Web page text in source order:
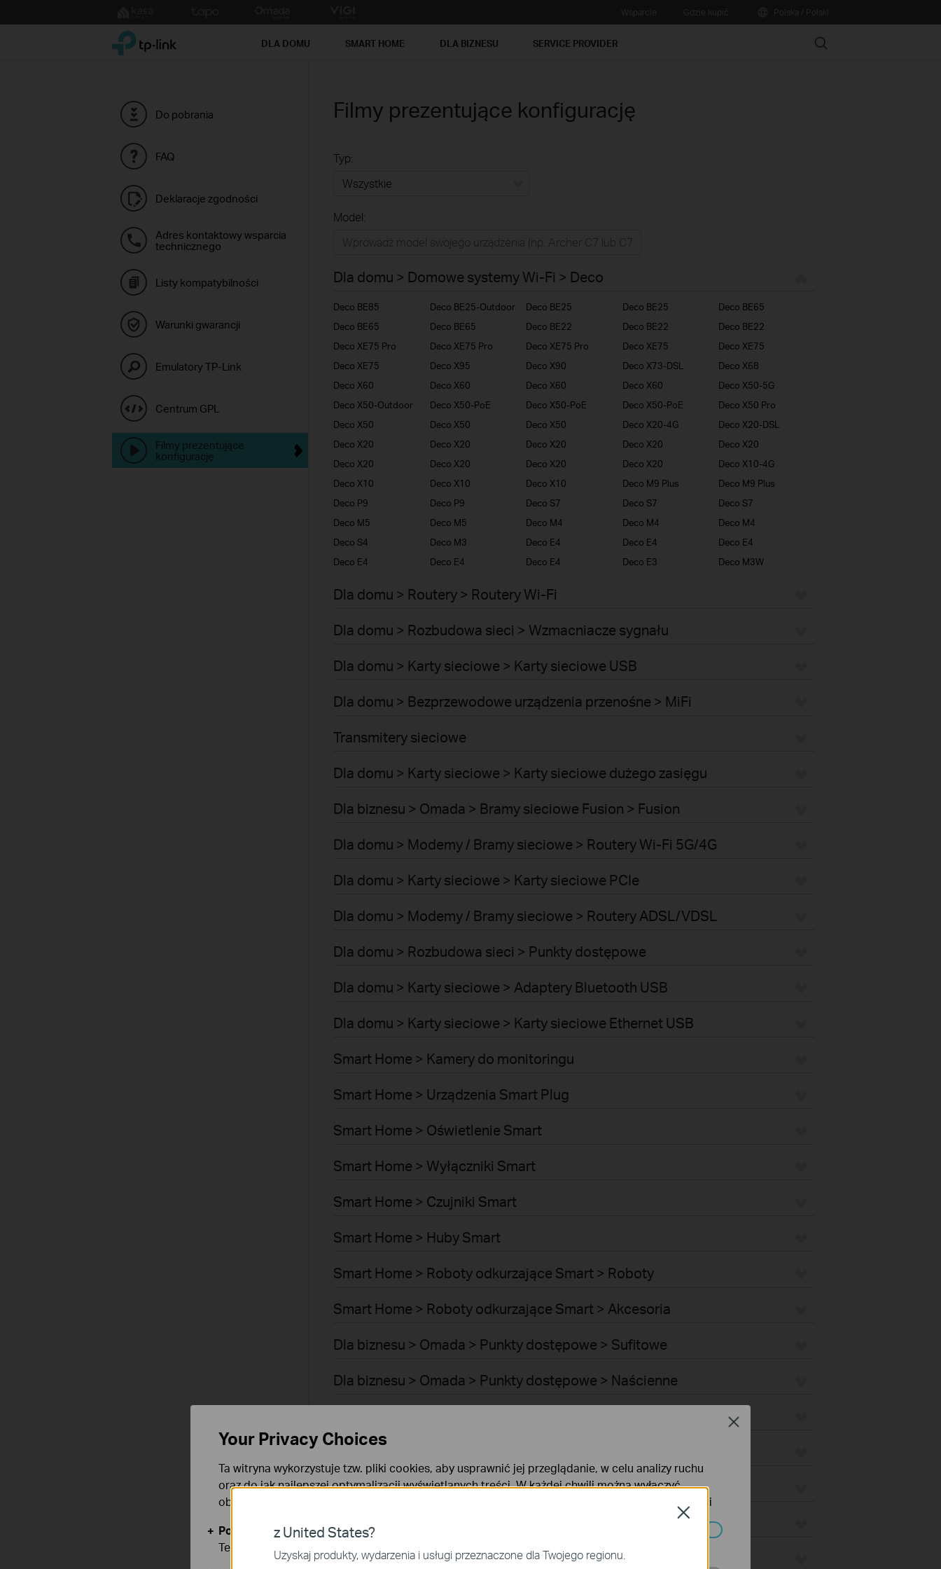
to
TP-Link, Reliably Smart DLA DOMU SMART HOME DLA BIZNESU SERVICE PROVIDER Search
Do pobrania
FAQ
Deklaracje zgodności
Adres kontaktowy wsparcia
technicznego
Listy kompatybilności
Warunki gwarancji
Emulatory TP-Link
Centrum GPL
Filmy prezentujące
konfigurację
Filmy prezentujące konfigurację
Typ:
Dla biznesu
Service Provider
Model:
Dla domu > Domowe systemy Wi-Fi > Deco
Deco BE85 Deco BE25-Outdoor Deco BE25 Deco BE25
Deco BE65
Deco BE65
Deco BE65 Deco BE22 Deco BE22
Deco BE22
Deco XE75 Pro
Deco XE75 Pro Deco XE75 Pro Deco XE75
Deco XE75
Deco XE75
Deco X95 Deco X90 Deco X73-DSL
Deco X68
Deco X60
Deco X60 Deco X60 Deco X60
Deco X50-5G
Deco X50-Outdoor
Deco X50-PoE Deco X50-PoE Deco X50-PoE
Deco X50 Pro
Deco X50
Deco X50 Deco X50 Deco X20-4G
Deco X20-DSL
Deco X20
Deco X20 Deco X20 Deco X20
Deco X20
Deco X20
Deco X20 Deco X20 Deco X20
Deco X10-4G
Deco X10
Deco X10 Deco X10 Deco M9 Plus
Deco M9 Plus
Deco P9
Deco P9 Deco S7 Deco S7
Deco S7
Deco M5
Deco M5 Deco M4 Deco M4
Deco M4
Deco S4
Deco M3 Deco E4 Deco E4
Deco E4
Deco E4
Deco E4 Deco E4 Deco E3 Deco M3W
Dla domu > Routery > Routery Wi-Fi
Dla domu > Rozbudowa sieci > Wzmacniacze sygnału
Dla domu > Karty sieciowe > Karty sieciowe USB
Dla domu > Bezprzewodowe urządzenia przenośne > MiFi
Transmitery sieciowe
Dla domu > Karty sieciowe > Karty sieciowe dużego zasięgu
Dla biznesu > Omada > Bramy sieciowe Fusion > Fusion
Dla domu > Modemy / Bramy sieciowe > Routery Wi-Fi 5G/4G
Dla domu > Karty sieciowe > Karty sieciowe PCIe
Dla domu > Modemy / Bramy sieciowe > Routery ADSL/VDSL
Dla domu > Rozbudowa sieci > Punkty dostępowe
Dla domu > Karty sieciowe > Adaptery Bluetooth USB
Dla domu > Karty sieciowe > Karty sieciowe Ethernet USB
Smart Home > Kamery do monitoringu
Smart Home > Urządzenia Smart Plug
Smart Home > Oświetlenie Smart
Smart Home > Wyłączniki Smart
Smart Home > Czujniki Smart
Smart Home > Huby Smart
Smart Home > Roboty odkurzające Smart > Roboty
Smart Home > Roboty odkurzające Smart > Akcesoria
Dla biznesu > Omada > Punkty dostępowe > Sufitowe
Dla biznesu > Omada > Punkty dostępowe > Naścienne
Dla biznesu > Omada > Punkty dostępowe > Zewnętrzne
Dla biznesu > Omada > Punkty dostępowe > Zewnętrzne Bridge
Dla biznesu > Omada > Przełączniki > Access Plus
Dla biznesu > Omada > Przełączniki > Aggregation
z United States?
Uzyskaj produkty, wydarzenia i usługi przeznaczone dla Twojego regionu.
Close
Your Privacy Choices
Ta witryna wykorzystuje tzw. pliki cookies, aby usprawnić jej przeglądanie, w celu analizy ruchu
oraz do jak najlepszej optymalizacji wyświetlanych treści. W każdej chwili można wyłączyć
obsługę plików cookies. Więcej informacji na ten temat dostępnych jest w
Polityce prywatności
Podstawowe Cookies
Te pliki cookies niezbędne są do poprawnego działania witryny i nie moga zostać wyłączone.
Close